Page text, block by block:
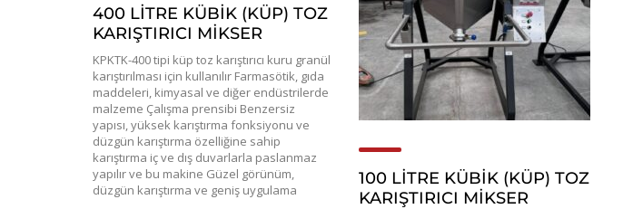
400 LİTRE KÜBİK (KÜP) TOZ
KARIŞTIRICI MİKSER
KPKTK-400 tipi küp toz karıştırıcı kuru granül
karıştırılması için kullanılır Farmasötik, gıda
maddeleri, kimyasal ve diğer endüstrilerde
malzeme Çalışma prensibi Benzersiz
yapısı, yüksek karıştırma fonksiyonu ve
düzgün karıştırma özelliğine sahip
karıştırma iç ve dış duvarlarla paslanmaz
yapılır ve bu makine Güzel görünüm,
düzgün karıştırma ve geniş uygulama
100 LİTRE KÜBİK (KÜP) TOZ
KARIŞTIRICI MİKSER